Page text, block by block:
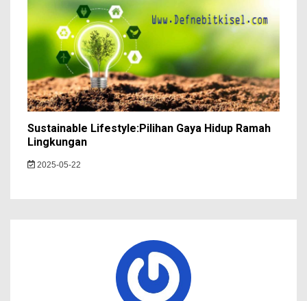
Sustainable Lifestyle:Pilihan Gaya Hidup Ramah
Lingkungan
2025-05-22